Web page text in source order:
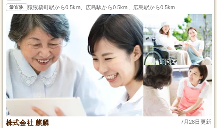
最寄駅 猿猴橋町駅から0.5km、広島駅から0.5km、広島駅から0.5km
株式会社 麒麟 7月28日更新